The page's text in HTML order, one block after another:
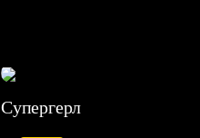
Супергерл
7.1